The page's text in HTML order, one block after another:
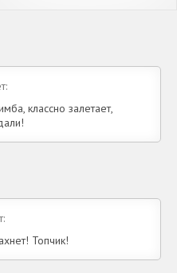
классно залетает,
Топчик!